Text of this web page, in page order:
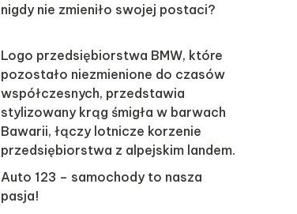
nigdy nie zmieniło swojej postaci?
Logo przedsiębiorstwa BMW, które
pozostało niezmienione do czasów
współczesnych, przedstawia
stylizowany krąg śmigła w barwach
Bawarii, łączy lotnicze korzenie
przedsiębiorstwa z alpejskim landem.
Auto 123 – samochody to nasza
pasja!